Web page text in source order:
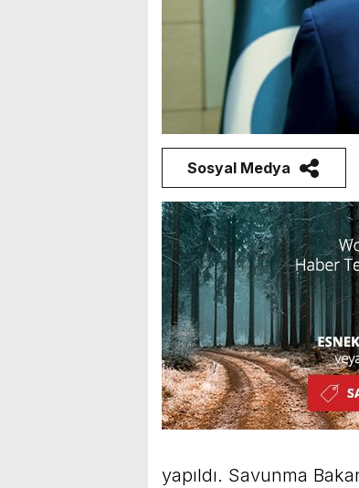
Sosyal Medya
yapıldı. Savunma